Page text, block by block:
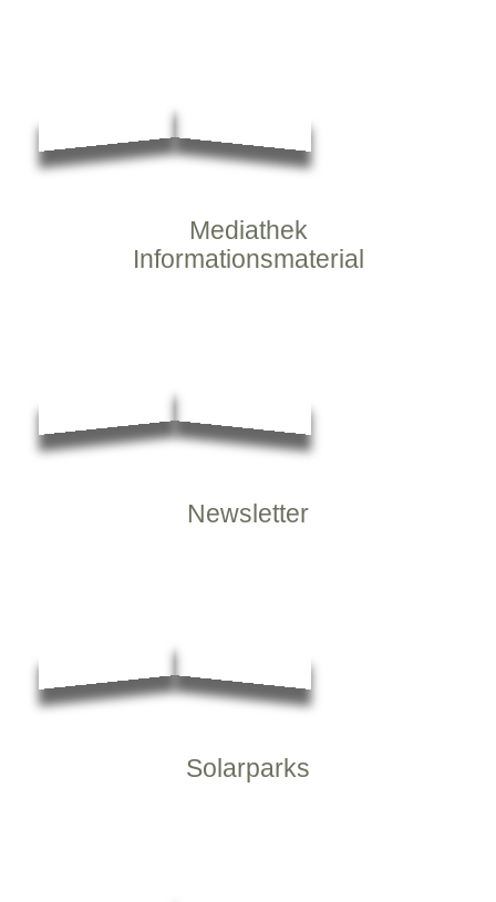
Mediathek
Informationsmaterial
Newsletter
Solarparks